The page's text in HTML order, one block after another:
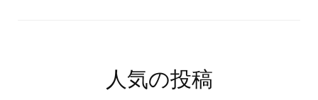
人気の投稿